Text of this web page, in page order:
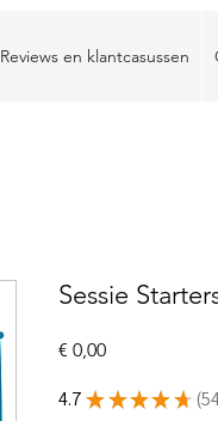
Reviews en klantcasussen
Sessie
€ 0,00Prijs
4.7★ ★ ★ ★ ★ 54